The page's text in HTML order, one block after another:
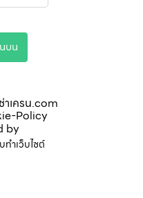
เครน.com
Policy
by
ทำเว็บไซต์
บน